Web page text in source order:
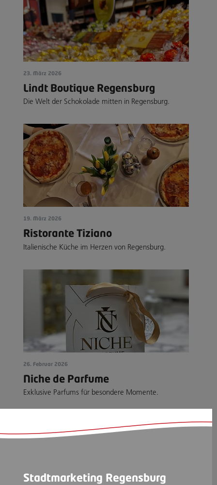
23. März 2026
Lindt Boutique Regensburg
Die Welt der Schokolade mitten in Regensburg.
19. März 2026
Ristorante Tiziano
Italienische Küche im Herzen von Regensburg.
26. Februar 2026
Niche de Parfume
Exklusive Parfums für besondere Momente.
Stadtmarketing Regensburg